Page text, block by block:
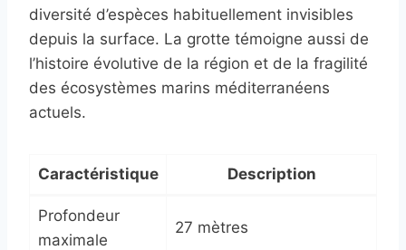
diversité d’espèces habituellement invisibles
depuis la surface. La grotte témoigne aussi de
l’histoire évolutive de la région et de la fragilité
des écosystèmes marins méditerranéens
actuels.
Caractéristique Description
Profondeur
maximale
27 mètres